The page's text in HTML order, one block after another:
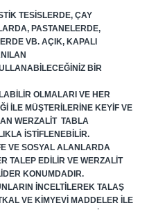
TESISLERDE, ÇAY
PASTANELERDE,
VB. AÇIK, KAPALI
BIR
OLMALARI VE HER
ILE MÜŞTERILERINE KEYIF VE
WERZALIT TABLA
ISTIFLENEBILIR.
VE SOSYAL ALANLARDA
TALEP EDILIR VE WERZALIT
KONUMDADIR.
INCELTILEREK TALAŞ
VE KIMYEVI MADDELER ILE